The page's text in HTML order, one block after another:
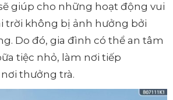
giúp cho những hoạt động vui
trời không bị ảnh hưởng bởi
Do đó, gia đình có thể an tâm
tiệc nhỏ, làm nơi tiếp
thưởng trà.